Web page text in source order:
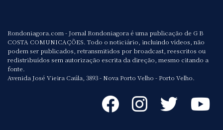
Rondoniagora.com - Jornal Rondoniagora é uma publicação de G B
COSTA COMUNICAÇÕES. Todo o noticiário, incluindo vídeos, não
podem ser publicados, retransmitidos por broadcast, reescritos ou
redistribuídos sem autorização escrita da direção, mesmo citando a
fonte.
Avenida José Vieira Caúla, 3893 - Nova Porto Velho - Porto Velho.